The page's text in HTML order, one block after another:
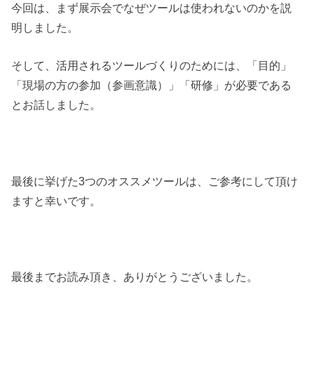
今回は、まず展示会でなぜツールは使われないのかを説
明しました。
そして、活用されるツールづくりのためには、「目的」
「現場の方の参加（参画意識）」「研修」が必要である
とお話しました。
最後に挙げた3つのオススメツールは、ご参考にして頂け
ますと幸いです。
最後までお読み頂き、ありがとうございました。